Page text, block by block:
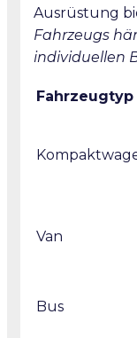
Ausrüstung
Fahrzeugs
individuellen
Fahrzeugtyp
Van
Bus